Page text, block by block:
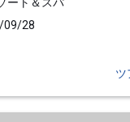
09/28
ツ